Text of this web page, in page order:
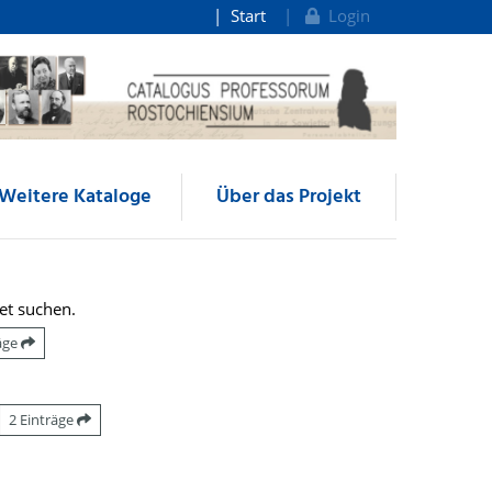
Start Login
Kataloge Über das Projekt
suchen.
2 Einträge